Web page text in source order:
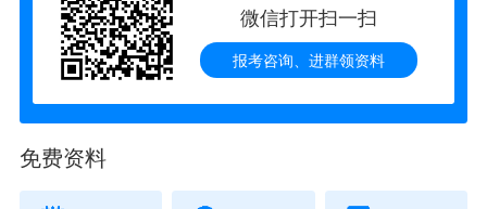
微信打开扫一扫
报考咨询、进群领资料
免费资料